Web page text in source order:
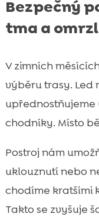
Bezpečný
tma a
V zimních
výběru trasy. Led
chodníky. Místo
Postroj nám
uklouznutí nebo
chodíme kratšími
Takto se zvyšuje